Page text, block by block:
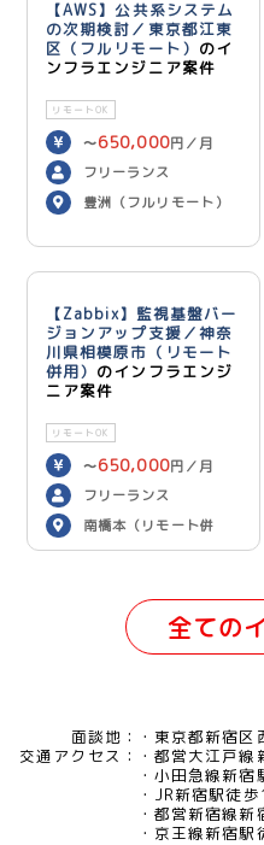
【AWS】公共系システム
の次期検討／東京都江東
区（フルリモート） のイ
ンフラエンジニア案件
リモートOK
〜650,000円／月
フリーランス
豊洲（フルリモート）
【Zabbix】監視基盤バー
ジョンアップ支援／神奈
川県相模原市（リモート
併用） のインフラエンジ
ニア案件
リモートOK
〜650,000円／月
フリーランス
南橋本（リモート併
用）
全ての
面談地：
東京都新宿
交通アクセス：
都営大江戸線
小田急線新宿
JR新宿駅徒
都営新宿線新
京王線新宿駅